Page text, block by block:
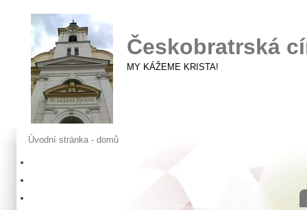
Českobratrská
MY KÁŽEME KRISTA!
Úvodní stránka - domů